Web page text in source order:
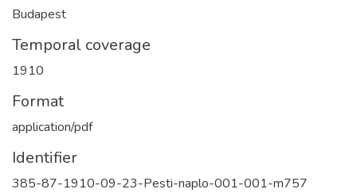
Budapest
Temporal coverage
1910
Format
application/pdf
Identifier
385-87-1910-09-23-Pesti-naplo-001-001-m757